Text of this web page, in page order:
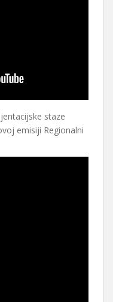
staze
emisiji Regionalni